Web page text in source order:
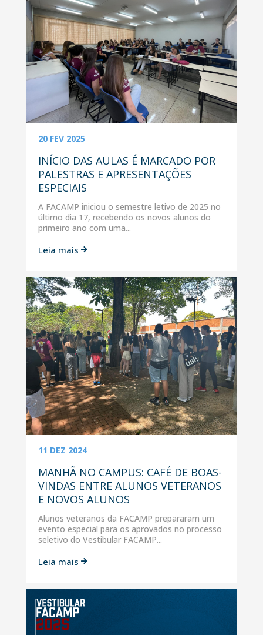
20 FEV 2025
INÍCIO DAS AULAS É MARCADO POR
PALESTRAS E APRESENTAÇÕES
ESPECIAIS
A FACAMP iniciou o semestre letivo de 2025 no
último dia 17, recebendo os novos alunos do
primeiro ano com uma...
Leia mais 
11 DEZ 2024
MANHÃ NO CAMPUS: CAFÉ DE BOAS-
VINDAS ENTRE ALUNOS VETERANOS
E NOVOS ALUNOS
Alunos veteranos da FACAMP prepararam um
evento especial para os aprovados no processo
seletivo do Vestibular FACAMP...
Leia mais 